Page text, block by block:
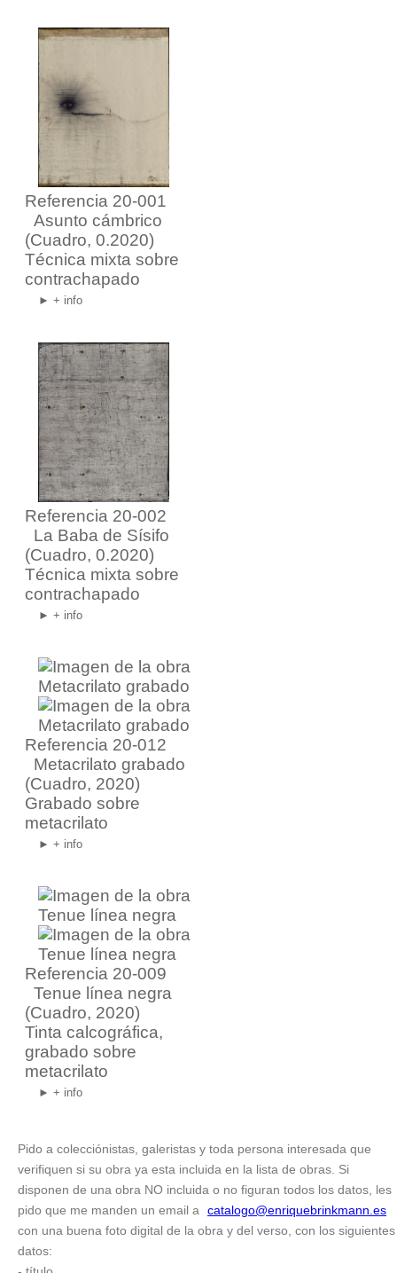
Referencia 20-001
Asunto cámbrico
(Cuadro, 0.2020)
Técnica mixta sobre
contrachapado
► + info
Referencia 20-002
La Baba de Sísifo
(Cuadro, 0.2020)
Técnica mixta sobre
contrachapado
► + info
Referencia 20-012
Metacrilato grabado
(Cuadro, 2020)
Grabado sobre
metacrilato
► + info
Referencia 20-009
Tenue línea negra
(Cuadro, 2020)
Tinta calcográfica,
grabado sobre
metacrilato
► + info
Pido a colecciónistas, galeristas y toda persona interesada que
verifiquen si su obra ya esta incluida en la lista de obras. Si
disponen de una obra NO incluida o no figuran todos los datos, les
pido que me manden un email a
catalogo@enriquebrinkmann.es
con una buena foto digital de la obra y del verso, con los siguientes
datos: